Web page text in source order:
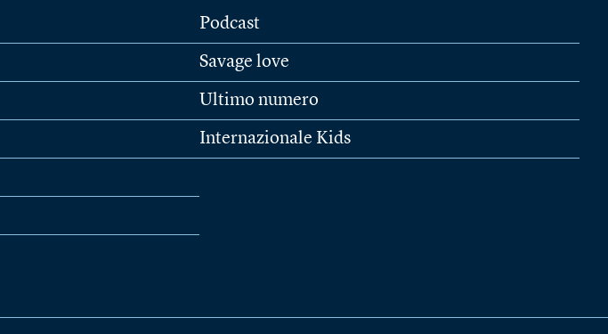
Podcast
Savage love
Ultimo numero
Internazionale Kids